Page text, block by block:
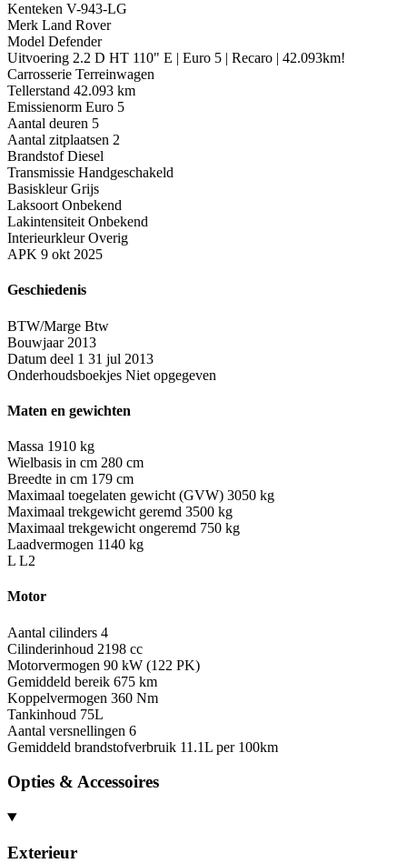
Kenteken V-943-LG
Merk Land Rover
Model Defender
Uitvoering 2.2 D HT 110" E | Euro 5 | Recaro | 42.093km!
Carrosserie Terreinwagen
Tellerstand 42.093 km
Emissienorm Euro 5
Aantal deuren 5
Aantal zitplaatsen 2
Brandstof Diesel
Transmissie Handgeschakeld
Basiskleur Grijs
Laksoort Onbekend
Lakintensiteit Onbekend
Interieurkleur Overig
APK 9 okt 2025
Geschiedenis
BTW/Marge Btw
Bouwjaar 2013
Datum deel 1 31 jul 2013
Onderhoudsboekjes Niet opgegeven
Maten en gewichten
Massa 1910 kg
Wielbasis in cm 280 cm
Breedte in cm 179 cm
Maximaal toegelaten gewicht (GVW) 3050 kg
Maximaal trekgewicht geremd 3500 kg
Maximaal trekgewicht ongeremd 750 kg
Laadvermogen 1140 kg
L L2
Motor
Aantal cilinders 4
Cilinderinhoud 2198 cc
Motorvermogen 90 kW (122 PK)
Gemiddeld bereik 675 km
Koppelvermogen 360 Nm
Tankinhoud 75L
Aantal versnellingen 6
Gemiddeld brandstofverbruik 11.1L per 100km
Opties & Accessoires
Exterieur